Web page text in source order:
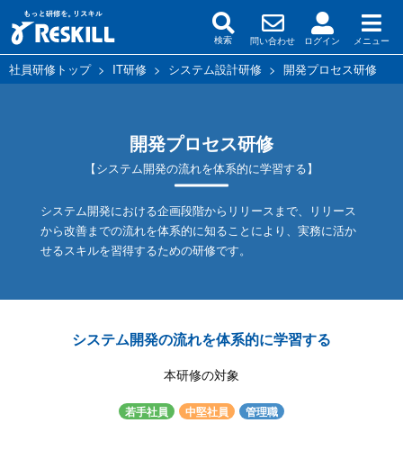
検索 問い合わせ ログイン メニュー
社員研修トップ> IT研修 > システム設計研修 > 開発プロセス研修
開発プロセス研修
【システム開発の流れを体系的に学習する】
システム開発における企画段階からリリースまで、リリース
から改善までの流れを体系的に知ることにより、実務に活か
せるスキルを習得するための研修です。
システム開発の流れを体系的に学習する
本研修の対象
若手社員 中堅社員 管理職